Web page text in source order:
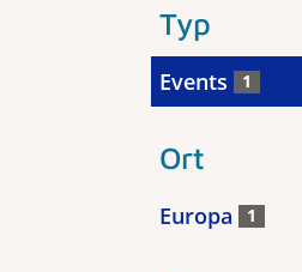
Typ
Events 1
Ort
Europa 1